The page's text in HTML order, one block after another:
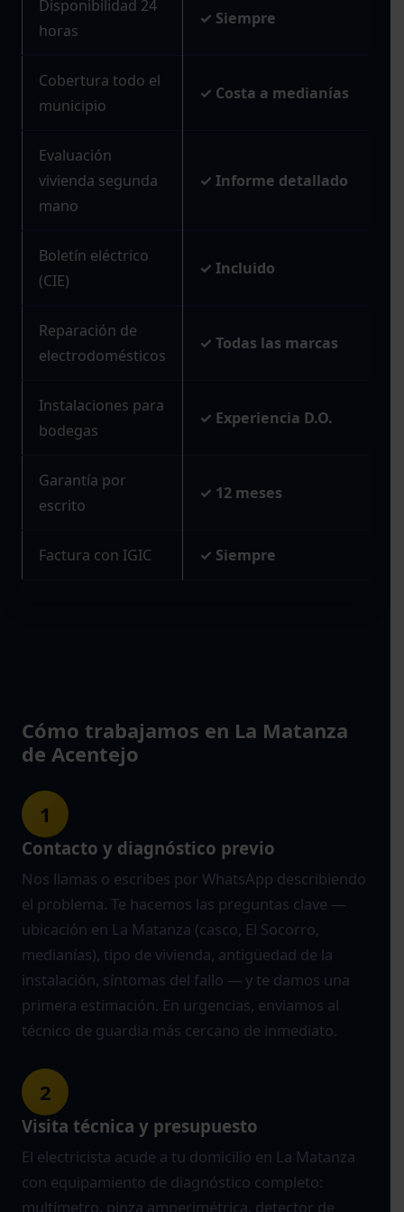
Disponibilidad 24
horas
✓ Siempre
Cobertura todo el
municipio
✓ Costa a medianías
Evaluación
vivienda segunda
mano
✓ Informe detallado
Boletín eléctrico
(CIE)
✓ Incluido
Reparación de
electrodomésticos
✓ Todas las marcas
Instalaciones para
bodegas
✓ Experiencia D.O.
Garantía por
escrito
✓ 12 meses
Factura con IGIC ✓ Siempre
Cómo trabajamos en La Matanza
de Acentejo
1
Contacto y diagnóstico previo
Nos llamas o escribes por WhatsApp describiendo
el problema. Te hacemos las preguntas clave —
ubicación en La Matanza (casco, El Socorro,
medianías), tipo de vivienda, antigüedad de la
instalación, síntomas del fallo — y te damos una
primera estimación. En urgencias, enviamos al
técnico de guardia más cercano de inmediato.
2
Visita técnica y presupuesto
El electricista acude a tu domicilio en La Matanza
con equipamiento de diagnóstico completo:
multímetro, pinza amperimétrica, detector de